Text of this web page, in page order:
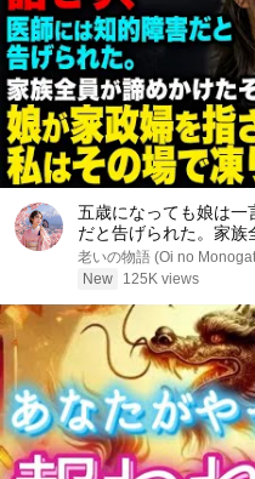
五歳になっても娘は一
だと告げられた。家族
家政婦を指さして初め
ついた――
老いの物語 (Oi no
New
125K views